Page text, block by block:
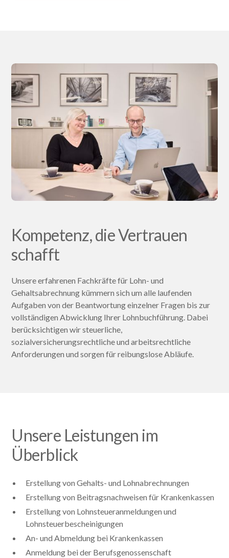
Kompetenz, die Vertrauen
schafft
Unsere erfahrenen Fachkräfte für Lohn- und
Gehaltsabrechnung kümmern sich um alle laufenden
Aufgaben von der Beantwortung einzelner Fragen bis zur
vollständigen Abwicklung Ihrer Lohnbuchführung. Dabei
berücksichtigen wir steuerliche,
sozialversicherungsrechtliche und arbeitsrechtliche
Anforderungen und sorgen für reibungslose Abläufe.
Unsere Leistungen im
Überblick
Erstellung von Gehalts- und Lohnabrechnungen
Erstellung von Beitragsnachweisen für Krankenkassen
Erstellung von Lohnsteueranmeldungen und
Lohnsteuerbescheinigungen
An- und Abmeldung bei Krankenkassen
Anmeldung bei der Berufsgenossenschaft